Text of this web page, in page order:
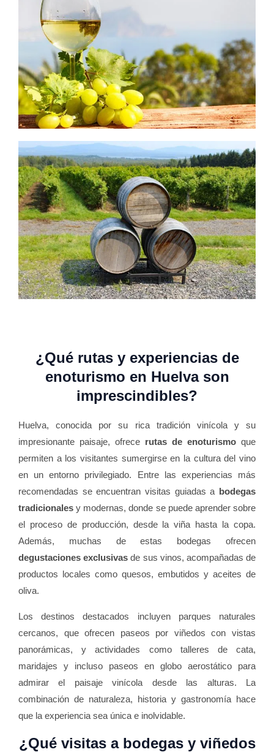
¿Qué rutas y experiencias de
enoturismo en Huelva son
imprescindibles?
Huelva, conocida por su rica tradición vinícola y su
impresionante paisaje, ofrece rutas de enoturismo que
permiten a los visitantes sumergirse en la cultura del vino
en un entorno privilegiado. Entre las experiencias más
recomendadas se encuentran visitas guiadas a bodegas
tradicionales y modernas, donde se puede aprender sobre
el proceso de producción, desde la viña hasta la copa.
Además, muchas de estas bodegas ofrecen
degustaciones exclusivas de sus vinos, acompañadas de
productos locales como quesos, embutidos y aceites de
oliva.
Los destinos destacados incluyen parques naturales
cercanos, que ofrecen paseos por viñedos con vistas
panorámicas, y actividades como talleres de cata,
maridajes y incluso paseos en globo aerostático para
admirar el paisaje vinícola desde las alturas. La
combinación de naturaleza, historia y gastronomía hace
que la experiencia sea única e inolvidable.
¿Qué visitas a bodegas y viñedos